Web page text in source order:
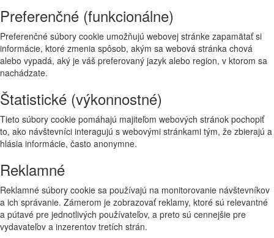
Preferenčné (funkcionálne)
Preferenčné súbory cookie umožňujú webovej stránke zapamätať si
informácie, ktoré zmenia spôsob, akým sa webová stránka chová
alebo vypadá, aký je váš preferovaný jazyk alebo region, v ktorom sa
nachádzate.
Štatistické (výkonnostné)
Tieto súbory cookie pomáhajú majiteľom webových stránok pochopiť
to, ako návštevníci interagujú s webovými stránkami tým, že zbierajú a
hlásia informácie, často anonymne.
Reklamné
Reklamné súbory cookie sa používajú na monitorovanie návštevníkov
a ich správanie. Zámerom je zobrazovať reklamy, ktoré sú relevantné
a pútavé pre jednotlivých používateľov, a preto sú cennejšie pre
vydavateľov a inzerentov tretích strán.